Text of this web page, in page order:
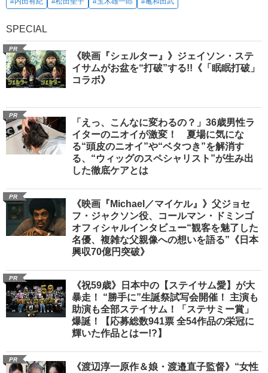
SPECIAL
PR
《映画『シェルター』》ジェイソン・ステ
イサムがお盆を“打破”する!!《「眠眠打破」
コラボ》
PR
「えっ、こんなに変わるの？」36歳男性ラ
イターのニオイが激変！ 夏場に気にな
る“頭皮のニオイ”や“ベタつき”を解消す
る、“ウィッグのスペシャリスト”が生み出
した徹底ケアとは
PR
《映画『Michael／マイケル』》父ジョセ
フ・ジャクソン役、コールマン・ドミンゴ
オフィシャルインタビュー“観客を魅了した
名優、複雑な父親像への想いを語る”《日本
興収70億円突破》
PR
《祝59歳》日本中の【ステイサム愛】が大
暴走！ “勝手に”生誕祭試写会開催！ 主演も
助演も全部ステイサム！「ステサミー賞」
爆誕！【応募総数941票 全54作品の栄冠に
輝いた作品とはー!?】
PR
《渡辺淳一原作＆娘・渡邉直子監督》“女性